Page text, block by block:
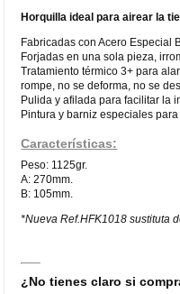
Horquilla ideal para airear la
Fabricadas con Acero Especial
Forjadas en una sola pieza,
Tratamiento térmico 3+ para
rompe, no se deforma, no se
Pulida y afilada para facilitar la
Pintura y barniz especiales
Características:
Peso: 1125gr.
A: 270mm.
B: 105mm.
*Nueva Ref.HFK1018 sustituta
¿No tienes claro si